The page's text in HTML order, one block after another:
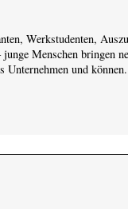
Werkstudenten,
junge Menschen bringen
Unternehmen und